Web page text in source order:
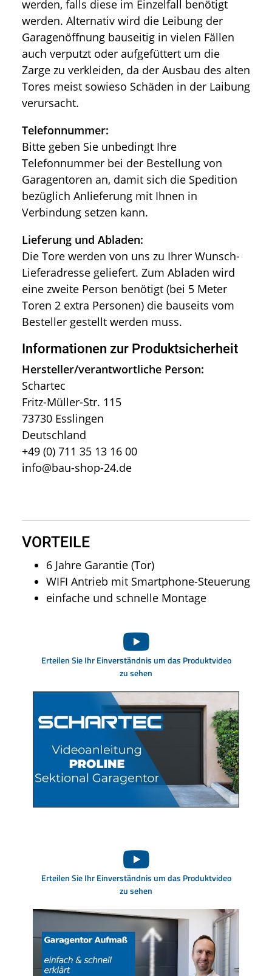
werden, falls diese im Einzelfall benötigt
werden. Alternativ wird die Leibung der
Garagenöffnung bauseitig in vielen Fällen
auch verputzt oder aufgefüttert um die
Zarge zu verkleiden, da der Ausbau des alten
Tores meist sowieso Schäden in der Laibung
verursacht.
Telefonnummer:
Bitte geben Sie unbedingt Ihre
Telefonnummer bei der Bestellung von
Garagentoren an, damit sich die Spedition
bezüglich Anlieferung mit Ihnen in
Verbindung setzen kann.
Lieferung und Abladen:
Die Tore werden von uns zu Ihrer Wunsch-
Lieferadresse geliefert. Zum Abladen wird
eine zweite Person benötigt (bei 5 Meter
Toren 2 extra Personen) die bauseits vom
Besteller gestellt werden muss.
Informationen zur Produktsicherheit
Hersteller/verantwortliche Person:
Schartec
Fritz-Müller-Str. 115
73730 Esslingen
Deutschland
+49 (0) 711 35 13 16 00
info@bau-shop-24.de
VORTEILE
6 Jahre Garantie (Tor)
WIFI Antrieb mit Smartphone-Steuerung
einfache und schnelle Montage
Erteilen Sie Ihr Einverständnis um das Produktvideo
zu sehen
Erteilen Sie Ihr Einverständnis um das Produktvideo
zu sehen